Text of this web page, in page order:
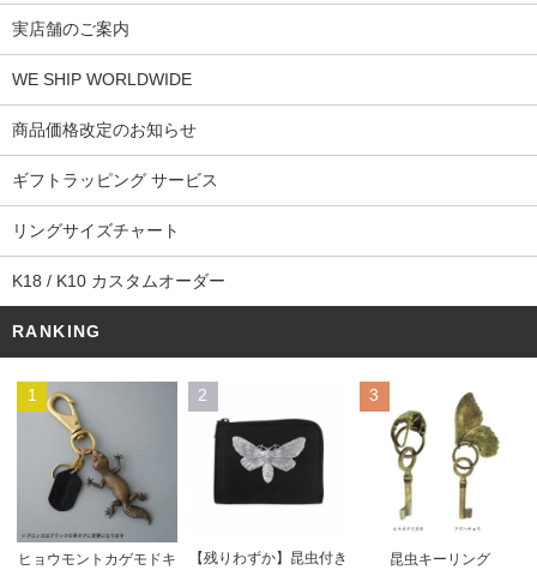
実店舗のご案内
WE SHIP WORLDWIDE
商品価格改定のお知らせ
ギフトラッピング サービス
リングサイズチャート
K18 / K10 カスタムオーダー
RANKING
1
ヒョウモントカゲモドキ
2
【残りわずか】昆虫付き
3
昆虫キーリング